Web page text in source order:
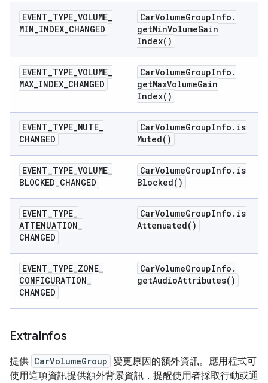
EVENT TYPE VOLUME
MIN INDEX CHANGED
CarVolumeGroupInfo .
getMinVolumeGain
Index( )
EVENT TYPE VOLUME
MAX INDEX CHANGED
CarVolumeGroupInfo .
getMaxVolumeGain
Index( )
EVENT TYPE MUTE
CHANGED
CarVolumeGroupInfo . is
Muted( )
EVENT TYPE VOLUME
BLOCKED CHANGED
CarVolumeGroupInfo . is
Blocked( )
EVENT TYPE
ATTENUATION
CHANGED
CarVolumeGroupInfo . is
Attenuated( )
EVENT TYPE ZONE
CONFIGURATION
CHANGED
CarVolumeGroupInfo .
getAudioAttributes( )
ExtraInfos
提供 CarVolumeGroup 變更原因的額外資訊。應用程式可
使用這項資訊提供額外背景資訊，提醒使用者採取行動或通